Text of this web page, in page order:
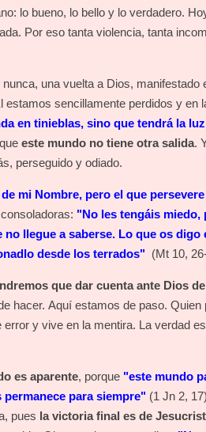
lo bueno, lo bello y lo verdadero.
Por eso tanta violencia, tanta
una vuelta a Dios,
estamos sencillamente perdidos y
en tinieblas, sino que tendrá la
este mundo no tiene otra salida.
perseguido y odiado.
mi Nombre, pero el que
"No les tengáis miedo,
llegue a saberse. Lo que os
desde los terrados" (Mt 10,
que dar cuenta ante Dios
hacer. Aquí estamos de paso.
y vive en la mentira. La verdad
es aparente, porque "este mundo
para siempre" (1 Jn 2,
pues la victoria final es de